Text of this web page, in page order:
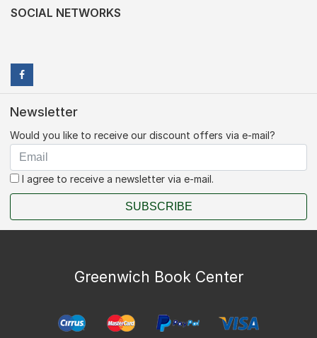
SOCIAL NETWORKS
Newsletter
Would you like to receive our discount offers via e-mail?
I agree to receive a newsletter via e-mail.
SUBSCRIBE
Greenwich Book Center